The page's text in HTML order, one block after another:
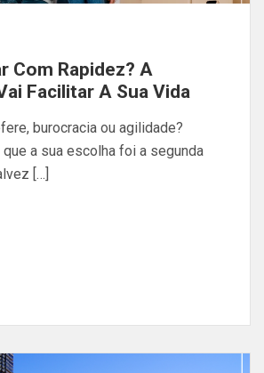
Com Rapidez? A
Facilitar A Sua Vida
burocracia ou agilidade?
a sua escolha foi a segunda
[…]